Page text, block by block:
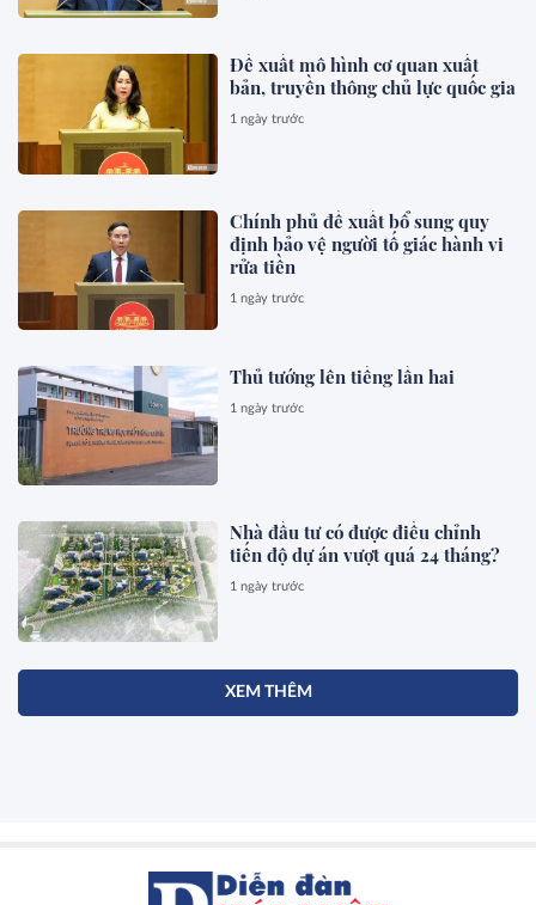
Đề xuất mô hình cơ quan xuất
bản, truyền thông chủ lực quốc gia
1 ngày trước
Chính phủ đề xuất bổ sung quy
định bảo vệ người tố giác hành vi
rửa tiền
1 ngày trước
Thủ tướng lên tiếng lần hai
1 ngày trước
Nhà đầu tư có được điều chỉnh
tiến độ dự án vượt quá 24 tháng?
1 ngày trước
XEM THÊM